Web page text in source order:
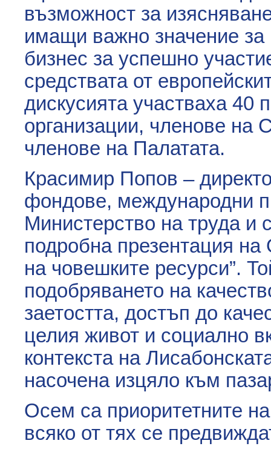
възможност за
имащи важно значение за
бизнес за успешно
средствата от
дискусията участваха 40
организации, членове
членове на Палатата.
Красимир Попов –
фондове, международни
Министерство на труда и
подробна презентация на
на човешките ресурси”.
подобряването на
заетостта, достъп до
целия живот и социално
контекста на
насочена изцяло към
Осем са приоритетните
всяко от тях се